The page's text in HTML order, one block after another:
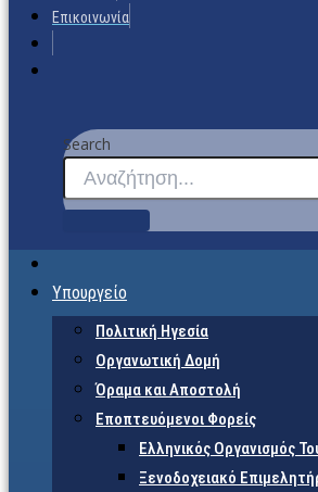
Επικοινωνία
Search
Υπουργείο
Πολιτική Ηγεσία
Οργανωτική Δομή
Όραμα και Αποστολή
Εποπτευόμενοι Φορείς
Eλληνικός Οργανισμός
Ξενοδοχειακό